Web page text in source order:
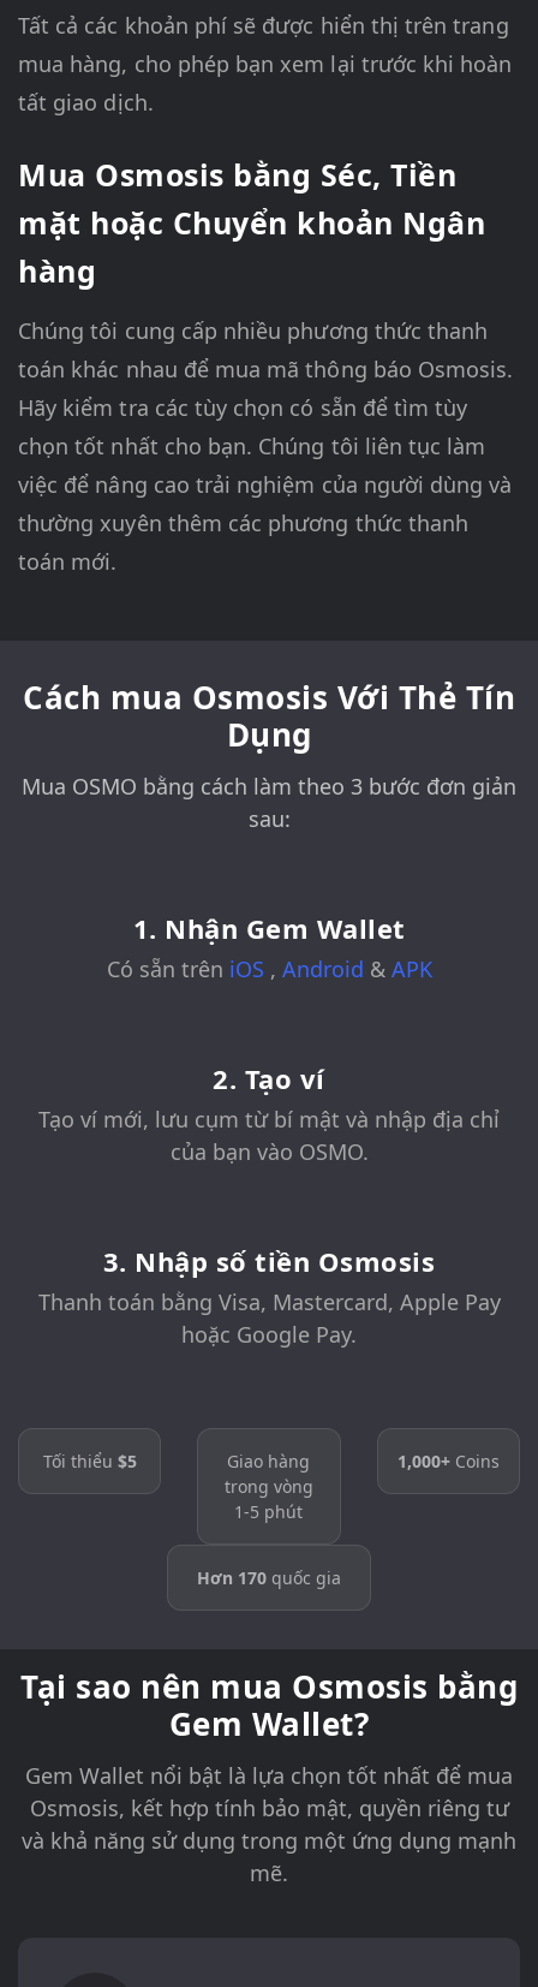
Tất cả các khoản phí sẽ được hiển thị trên trang
mua hàng, cho phép bạn xem lại trước khi hoàn
tất giao dịch.
Mua Osmosis bằng Séc, Tiền
mặt hoặc Chuyển khoản Ngân
hàng
Chúng tôi cung cấp nhiều phương thức thanh
toán khác nhau để mua mã thông báo Osmosis.
Hãy kiểm tra các tùy chọn có sẵn để tìm tùy
chọn tốt nhất cho bạn. Chúng tôi liên tục làm
việc để nâng cao trải nghiệm của người dùng và
thường xuyên thêm các phương thức thanh
toán mới.
Cách mua Osmosis Với Thẻ Tín
Dụng
Mua OSMO bằng cách làm theo 3 bước đơn giản
sau:
1. Nhận Gem Wallet
Có sẵn trên iOS , Android & APK
2. Tạo ví
Tạo ví mới, lưu cụm từ bí mật và nhập địa chỉ
của bạn vào OSMO.
3. Nhập số tiền Osmosis
Thanh toán bằng Visa, Mastercard, Apple Pay
hoặc Google Pay.
Tối thiểu $5
Giao hàng
trong vòng
1-5 phút
1,000+Coins
Hơn 170 quốc gia
Tại sao nên mua Osmosis bằng
Gem Wallet?
Gem Wallet nổi bật là lựa chọn tốt nhất để mua
Osmosis, kết hợp tính bảo mật, quyền riêng tư
và khả năng sử dụng trong một ứng dụng mạnh
mẽ.